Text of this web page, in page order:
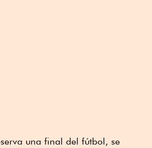
una final del fútbol, se